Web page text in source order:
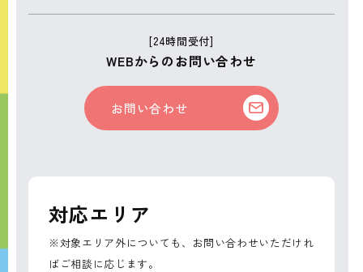
[24時間受付]
WEBからのお問い合わせ
お問い合わせ
対応エリア
※対象エリア外についても、お問い合わせいただけれ
ばご相談に応じます。